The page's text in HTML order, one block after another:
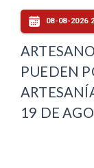
08-08-2026
PUEDEN
19 DE